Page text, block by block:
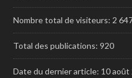
Nombre total de visiteurs: 2
Total des publications:920
Date du dernier article: 10 août